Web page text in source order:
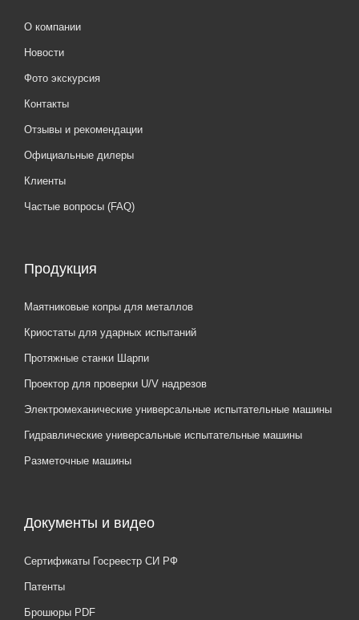
О компании
Новости
Фото экскурсия
Контакты
Отзывы и рекомендации
Официальные дилеры
Клиенты
Частые вопросы (FAQ)
Продукция
Маятниковые копры для металлов
Криостаты для ударных испытаний
Протяжные станки Шарпи
Проектор для проверки U/V надрезов
Электромеханические универсальные испытательные машины
Гидравлические универсальные испытательные машины
Разметочные машины
Документы и видео
Сертификаты Госреестр СИ РФ
Патенты
Брошюры PDF